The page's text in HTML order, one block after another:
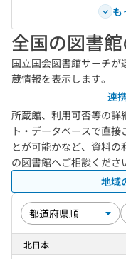
も
全国の図書
国立国会図書館サーチ
蔵情報を表示します。
連
所蔵館、利用可否等の詳
ト・データベースで直
とが可能かなど、資料の
の図書館へご相談くださ
地域
北日本